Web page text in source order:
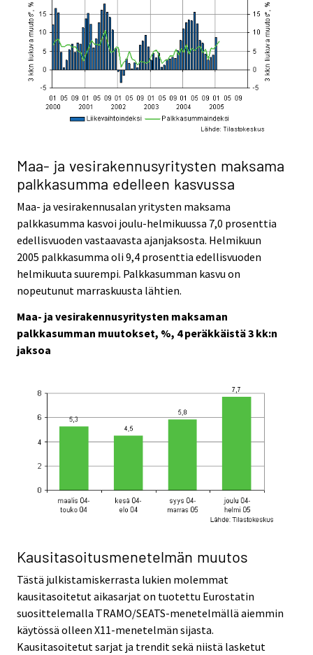
Maa- ja vesirakennusyritysten maksama
palkkasumma edelleen kasvussa
Maa- ja vesirakennusalan yritysten maksama
palkkasumma kasvoi joulu-helmikuussa 7,0 prosenttia
edellisvuoden vastaavasta ajanjaksosta. Helmikuun
2005 palkkasumma oli 9,4 prosenttia edellisvuoden
helmikuuta suurempi. Palkkasumman kasvu on
nopeutunut marraskuusta lähtien.
Maa- ja vesirakennusyritysten maksaman
palkkasumman muutokset, %, 4 peräkkäistä 3 kk:n
jaksoa
Kausitasoitusmenetelmän muutos
Tästä julkistamiskerrasta lukien molemmat
kausitasoitetut aikasarjat on tuotettu Eurostatin
suosittelemalla TRAMO/SEATS-menetelmällä aiemmin
käytössä olleen X11-menetelmän sijasta.
Kausitasoitetut sarjat ja trendit sekä niistä lasketut